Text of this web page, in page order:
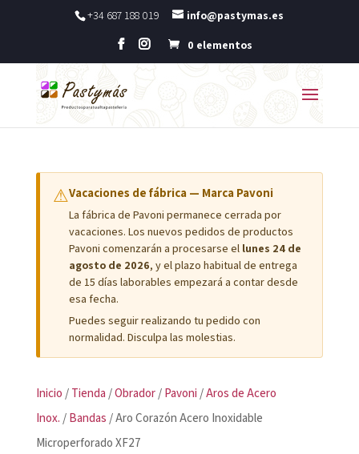
+34 687 188 019 info@pastymas.es
0 elementos
⚠Vacaciones de fábrica — Marca Pavoni
La fábrica de Pavoni permanece cerrada por
vacaciones. Los nuevos pedidos de productos
Pavoni comenzarán a procesarse el lunes 24 de
agosto de 2026, y el plazo habitual de entrega
de 15 días laborables empezará a contar desde
esa fecha.
Puedes seguir realizando tu pedido con
normalidad. Disculpa las molestias.
Inicio / Tienda /Obrador/ Pavoni /Aros de Acero
Inox. / Bandas / Aro Corazón Acero Inoxidable
Microperforado XF27